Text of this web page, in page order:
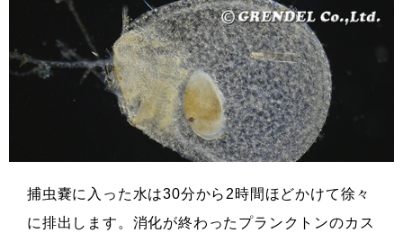
捕虫嚢に入った水は30分から2時間ほどかけて徐々
に排出します。消化が終わったプランクトンのカス